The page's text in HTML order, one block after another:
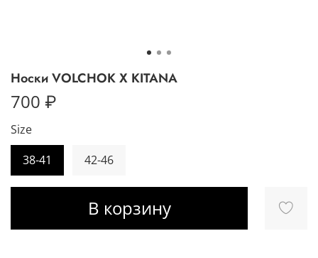
Носки VOLCHOK X KITANA
700 ₽
В корзину
Size
38-41
42-46